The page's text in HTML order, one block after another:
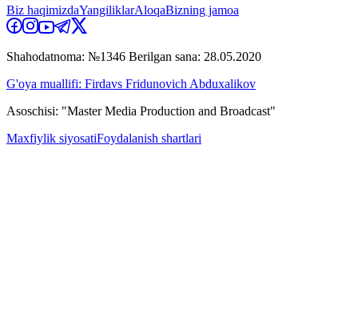
Biz haqimizdaYangiliklarAloqaBizning jamoa
Shahodatnoma: №1346 Berilgan sana: 28.05.2020
G'oya muallifi: Firdavs Fridunovich Abduxalikov
Asoschisi: "Master Media Production and Broadcast"
Maxfiylik siyosatiFoydalanish shartlari